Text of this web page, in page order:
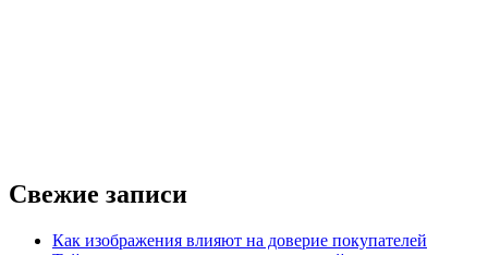
Свежие записи
Как изображения влияют на доверие покупателей